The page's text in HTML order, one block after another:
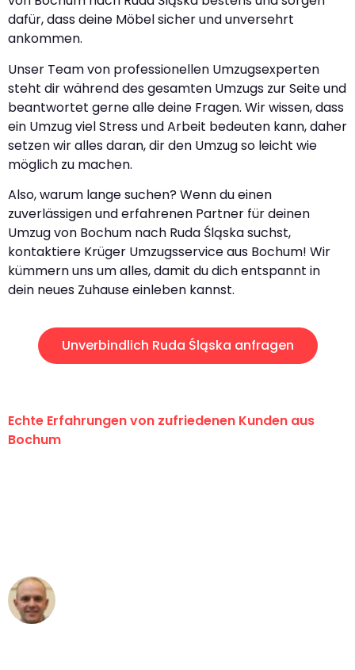
dafür, dass deine Möbel sicher und unversehrt
ankommen.
Unser Team von professionellen Umzugsexperten
steht dir während des gesamten Umzugs zur Seite und
beantwortet gerne alle deine Fragen. Wir wissen, dass
ein Umzug viel Stress und Arbeit bedeuten kann, daher
setzen wir alles daran, dir den Umzug so leicht wie
möglich zu machen.
Also, warum lange suchen? Wenn du einen
zuverlässigen und erfahrenen Partner für deinen
Umzug von Bochum nach Ruda Śląska suchst,
kontaktiere Krüger Umzugsservice aus Bochum! Wir
kümmern uns um alles, damit du dich entspannt in
dein neues Zuhause einleben kannst.
Unverbindlich Ruda Śląska anfragen
Echte Erfahrungen von zufriedenen Kunden aus
Bochum